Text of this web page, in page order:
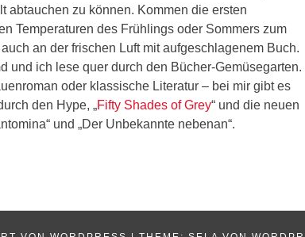
abtauchen zu können. Kommen die ersten
Temperaturen des Frühlings oder Sommers zum
an der frischen Luft mit aufgeschlagenem Buch.
und ich lese quer durch den Bücher-Gemüsegarten.
oder klassische Literatur – bei mir gibt es
den Hype, „Fifty Shades of Grey“ und die neuen
und „Der Unbekannte nebenan“.